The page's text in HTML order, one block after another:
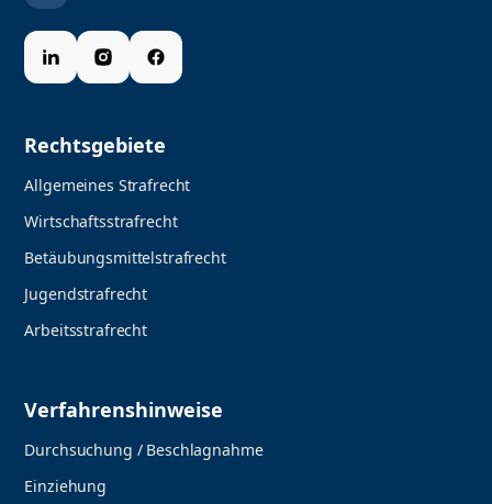
Rechtsgebiete
Allgemeines Strafrecht
Wirtschaftsstrafrecht
Betäubungsmittelstrafrecht
Jugendstrafrecht
Arbeitsstrafrecht
Verfahrenshinweise
Durchsuchung / Beschlagnahme
Einziehung